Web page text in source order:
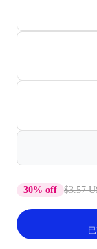
30% off $3.57